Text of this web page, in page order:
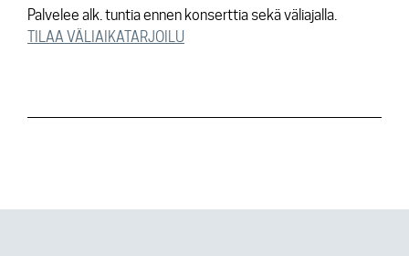
Palvelee alk. tuntia ennen konserttia sekä väliajalla.
TILAA VÄLIAIKATARJOILU